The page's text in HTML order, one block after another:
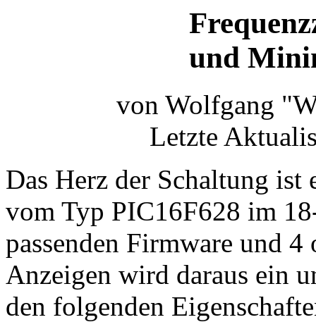
und
von Wolfgang
Letzte
Das Herz der Schaltung
vom Typ PIC16F628 im
passenden Firmware und
Anzeigen wird daraus ein
den folgenden